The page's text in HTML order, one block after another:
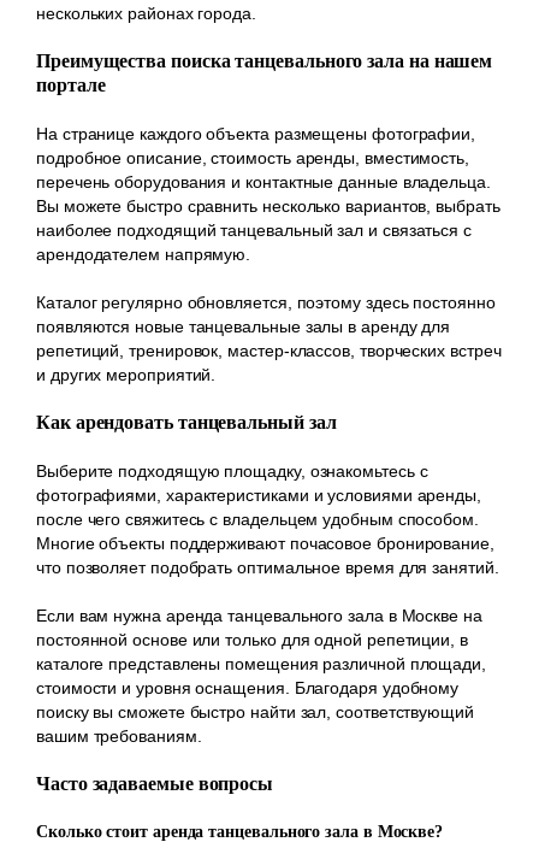
нескольких районах города.
Преимущества поиска танцевального зала на нашем
портале
На странице каждого объекта размещены фотографии,
подробное описание, стоимость аренды, вместимость,
перечень оборудования и контактные данные владельца.
Вы можете быстро сравнить несколько вариантов, выбрать
наиболее подходящий танцевальный зал и связаться с
арендодателем напрямую.
Каталог регулярно обновляется, поэтому здесь постоянно
появляются новые танцевальные залы в аренду для
репетиций, тренировок, мастер-классов, творческих встреч
и других мероприятий.
Как арендовать танцевальный зал
Выберите подходящую площадку, ознакомьтесь с
фотографиями, характеристиками и условиями аренды,
после чего свяжитесь с владельцем удобным способом.
Многие объекты поддерживают почасовое бронирование,
что позволяет подобрать оптимальное время для занятий.
Если вам нужна аренда танцевального зала в Москве на
постоянной основе или только для одной репетиции, в
каталоге представлены помещения различной площади,
стоимости и уровня оснащения. Благодаря удобному
поиску вы сможете быстро найти зал, соответствующий
вашим требованиям.
Часто задаваемые вопросы
Сколько стоит аренда танцевального зала в Москве?